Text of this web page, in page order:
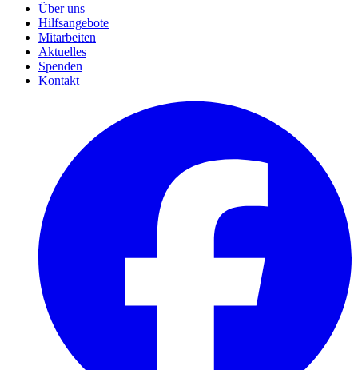
Über uns
Hilfsangebote
Mitarbeiten
Aktuelles
Spenden
Kontakt